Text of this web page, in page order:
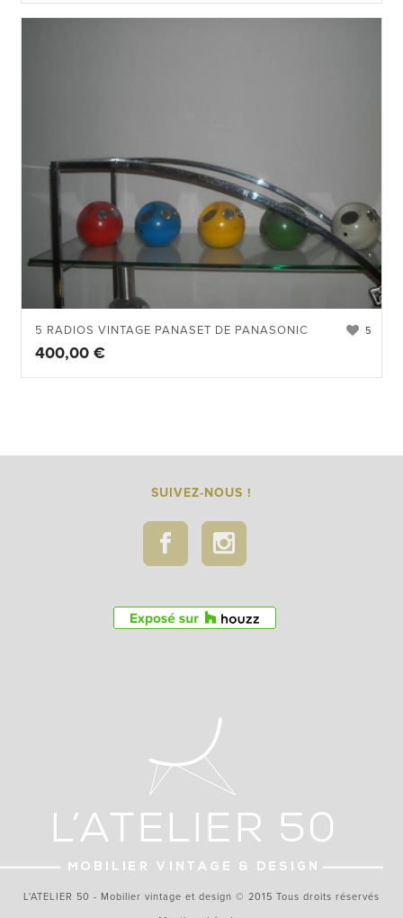
5
5 RADIOS VINTAGE PANASET DE PANASONIC
400,00 €
SUIVEZ-NOUS !
L'ATELIER 50 - Mobilier vintage et design © 2015 Tous droits réservés